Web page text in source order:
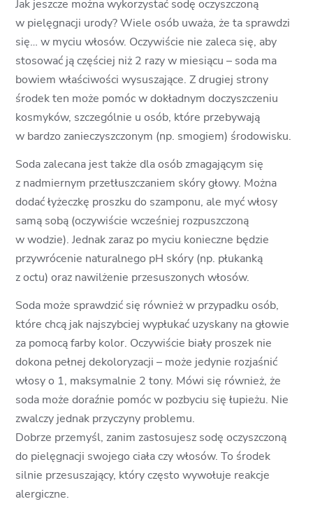
Jak jeszcze można wykorzystać sodę oczyszczoną
w pielęgnacji urody? Wiele osób uważa, że ta sprawdzi
się… w myciu włosów. Oczywiście nie zaleca się, aby
stosować ją częściej niż 2 razy w miesiącu – soda ma
bowiem właściwości wysuszające. Z drugiej strony
środek ten może pomóc w dokładnym doczyszczeniu
kosmyków, szczególnie u osób, które przebywają
w bardzo zanieczyszczonym (np. smogiem) środowisku.
Soda zalecana jest także dla osób zmagającym się
z nadmiernym przetłuszczaniem skóry głowy. Można
dodać łyżeczkę proszku do szamponu, ale myć włosy
samą sobą (oczywiście wcześniej rozpuszczoną
w wodzie). Jednak zaraz po myciu konieczne będzie
przywrócenie naturalnego pH skóry (np. płukanką
z octu) oraz nawilżenie przesuszonych włosów.
Soda może sprawdzić się również w przypadku osób,
które chcą jak najszybciej wypłukać uzyskany na głowie
za pomocą farby kolor. Oczywiście biały proszek nie
dokona pełnej dekoloryzacji – może jedynie rozjaśnić
włosy o 1, maksymalnie 2 tony. Mówi się również, że
soda może doraźnie pomóc w pozbyciu się łupieżu. Nie
zwalczy jednak przyczyny problemu.
Dobrze przemyśl, zanim zastosujesz sodę oczyszczoną
do pielęgnacji swojego ciała czy włosów. To środek
silnie przesuszający, który często wywołuje reakcje
alergiczne.